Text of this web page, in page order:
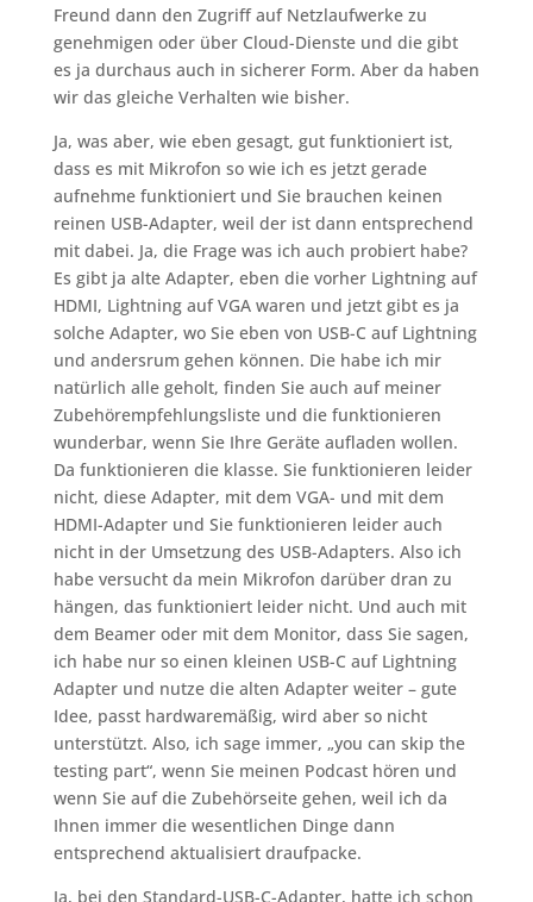
Freund dann den Zugriff auf Netzlaufwerke zu
genehmigen oder über Cloud-Dienste und die gibt
es ja durchaus auch in sicherer Form. Aber da haben
wir das gleiche Verhalten wie bisher.
Ja, was aber, wie eben gesagt, gut funktioniert ist,
dass es mit Mikrofon so wie ich es jetzt gerade
aufnehme funktioniert und Sie brauchen keinen
reinen USB-Adapter, weil der ist dann entsprechend
mit dabei. Ja, die Frage was ich auch probiert habe?
Es gibt ja alte Adapter, eben die vorher Lightning auf
HDMI, Lightning auf VGA waren und jetzt gibt es ja
solche Adapter, wo Sie eben von USB-C auf Lightning
und andersrum gehen können. Die habe ich mir
natürlich alle geholt, finden Sie auch auf meiner
Zubehörempfehlungsliste und die funktionieren
wunderbar, wenn Sie Ihre Geräte aufladen wollen.
Da funktionieren die klasse. Sie funktionieren leider
nicht, diese Adapter, mit dem VGA- und mit dem
HDMI-Adapter und Sie funktionieren leider auch
nicht in der Umsetzung des USB-Adapters. Also ich
habe versucht da mein Mikrofon darüber dran zu
hängen, das funktioniert leider nicht. Und auch mit
dem Beamer oder mit dem Monitor, dass Sie sagen,
ich habe nur so einen kleinen USB-C auf Lightning
Adapter und nutze die alten Adapter weiter – gute
Idee, passt hardwaremäßig, wird aber so nicht
unterstützt. Also, ich sage immer, „you can skip the
testing part“, wenn Sie meinen Podcast hören und
wenn Sie auf die Zubehörseite gehen, weil ich da
Ihnen immer die wesentlichen Dinge dann
entsprechend aktualisiert draufpacke.
Ja, bei den Standard-USB-C-Adapter, hatte ich schon